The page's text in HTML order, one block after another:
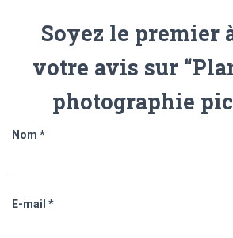
Soyez le premier
votre avis sur
photographie
Nom *
E-mail *